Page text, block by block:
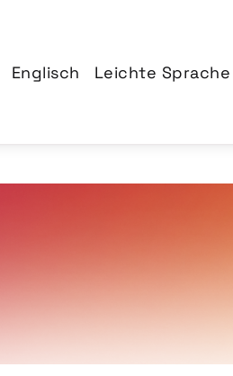
Englisch Leichte Sprache